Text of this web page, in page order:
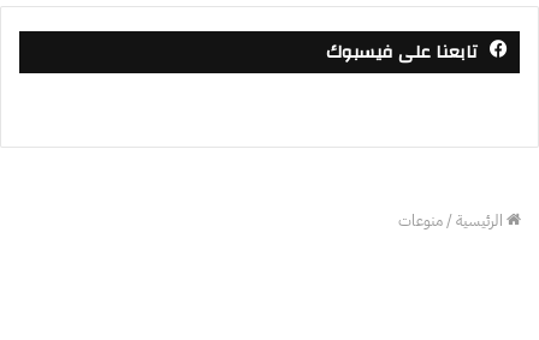
تابعنا على فيسبوك